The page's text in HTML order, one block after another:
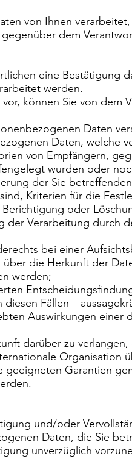
von Ihnen
dem
eine Bestätigung
werden.
können Sie von
Daten
Daten, welche
von Empfängern,
wurden oder
der Sie
Kriterien für die
Berichtigung oder
der Verarbeitung durch
bei einer
die Herkunft der
werden;
diesen Fällen –
Auswirkungen einer
darüber zu
Organisation
geeigneten Garantien
und/oder
Daten, die Sie
unverzüglich